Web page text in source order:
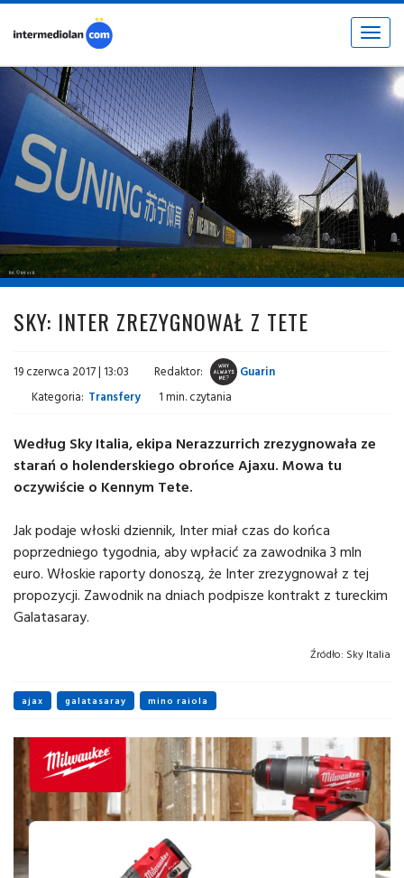
Toggle
fot. © inter.it
SKY: INTER ZREZYGNOWAŁ Z TETE
19 czerwca 2017 | 13:03 Redaktor:
Guarin
Kategoria: Transfery 1 min. czytania
Według Sky Italia, ekipa Nerazzurrich zrezygnowała ze
starań o holenderskiego obrońce Ajaxu. Mowa tu
oczywiście o Kennym Tete.
Jak podaje włoski dziennik, Inter miał czas do końca
poprzedniego tygodnia, aby wpłacić za zawodnika 3 mln
euro. Włoskie raporty donoszą, że Inter zrezygnował z tej
propozycji. Zawodnik na dniach podpisze kontrakt z tureckim
Galatasaray.
Źródło: Sky Italia
ajax galatasaray mino raiola